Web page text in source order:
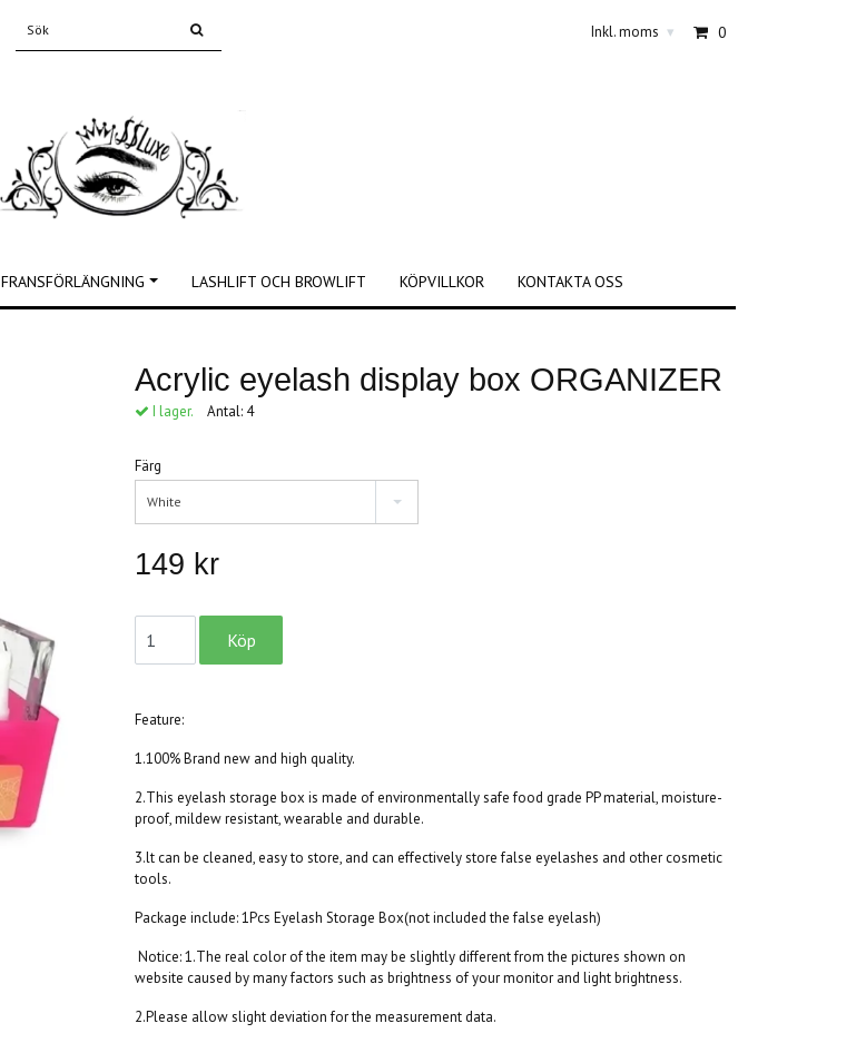
Inkl. moms ▾ 0
FRANSFÖRLÄNGNING LASHLIFT OCH BROWLIFT KÖPVILLKOR KONTAKTA OSS
Acrylic eyelash display box ORGANIZER
I lager. Antal: 4
Färg
White
149 kr
Feature:
1.100% Brand new and high quality.
2.This eyelash storage box is made of environmentally safe food grade PP material, moisture-
proof, mildew resistant, wearable and durable.
3.lt can be cleaned, easy to store, and can effectively store false eyelashes and other cosmetic
tools.
Package include: 1Pcs Eyelash Storage Box(not included the false eyelash)
Notice: 1.The real color of the item may be slightly different from the pictures shown on
website caused by many factors such as brightness of your monitor and light brightness.
2.Please allow slight deviation for the measurement data.